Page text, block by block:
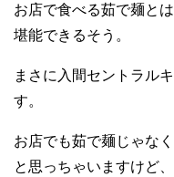
お店で食べる茹で麺と
堪能できるそう。
まさに入間セントラル
す。
お店でも茹で麺じゃな
と思っちゃいますけど、